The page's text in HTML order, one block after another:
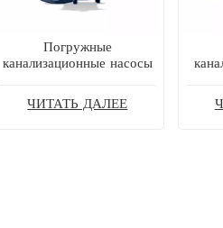
Погружные
канализационные насосы
ЧИТАТЬ ДАЛЕЕ